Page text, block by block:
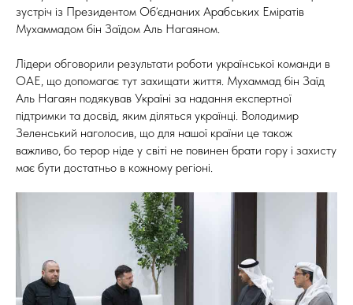
зустріч із Президентом Обʼєднаних Арабських Еміратів
Мухаммадом бін Заїдом Аль Нагаяном.
Лідери обговорили результати роботи української команди в
ОАЕ, що допомагає тут захищати життя. Мухаммад бін Заїд
Аль Нагаян подякував Україні за надання експертної
підтримки та досвід, яким діляться українці. Володимир
Зеленський наголосив, що для нашої країни це також
важливо, бо терор ніде у світі не повинен брати гору і захисту
має бути достатньо в кожному регіоні.